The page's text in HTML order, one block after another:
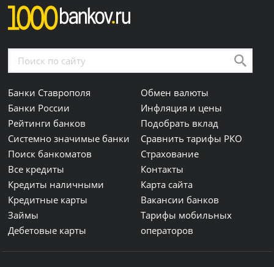
Банки Ставрополя
Банки России
Рейтинги банков
Системно значимые банки
Поиск банкоматов
Все кредиты
Кредиты наличными
Кредитные карты
Займы
Дебетовые карты
Обмен валюты
Инфляция и цены
Подобрать вклад
Сравнить тарифы РКО
Страхование
Контакты
Карта сайта
Вакансии банков
Тарифы мобильных
операторов